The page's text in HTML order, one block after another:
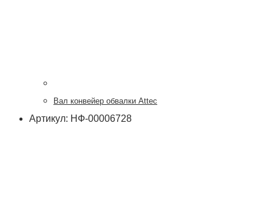
Вал конвейер обвалки Attec
Артикул: НФ-00006728